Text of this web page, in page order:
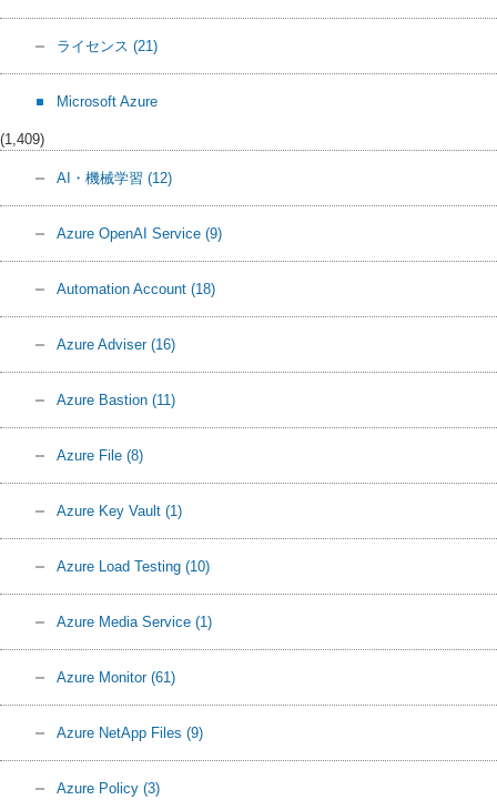
ライセンス (21)
Microsoft Azure
(1,409)
AI・機械学習 (12)
Azure OpenAI Service (9)
Automation Account (18)
Azure Adviser (16)
Azure Bastion (11)
Azure File (8)
Azure Key Vault (1)
Azure Load Testing (10)
Azure Media Service (1)
Azure Monitor (61)
Azure NetApp Files (9)
Azure Policy (3)